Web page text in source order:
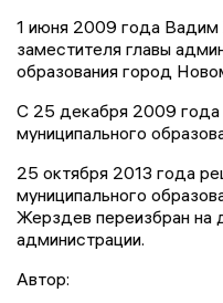
1 июня 2009 года Вадим
заместителя главы
образования город
С 25 декабря 2009 года
муниципального
25 октября 2013 года
муниципального
Жерздев переизбран на
администрации.
Автор: